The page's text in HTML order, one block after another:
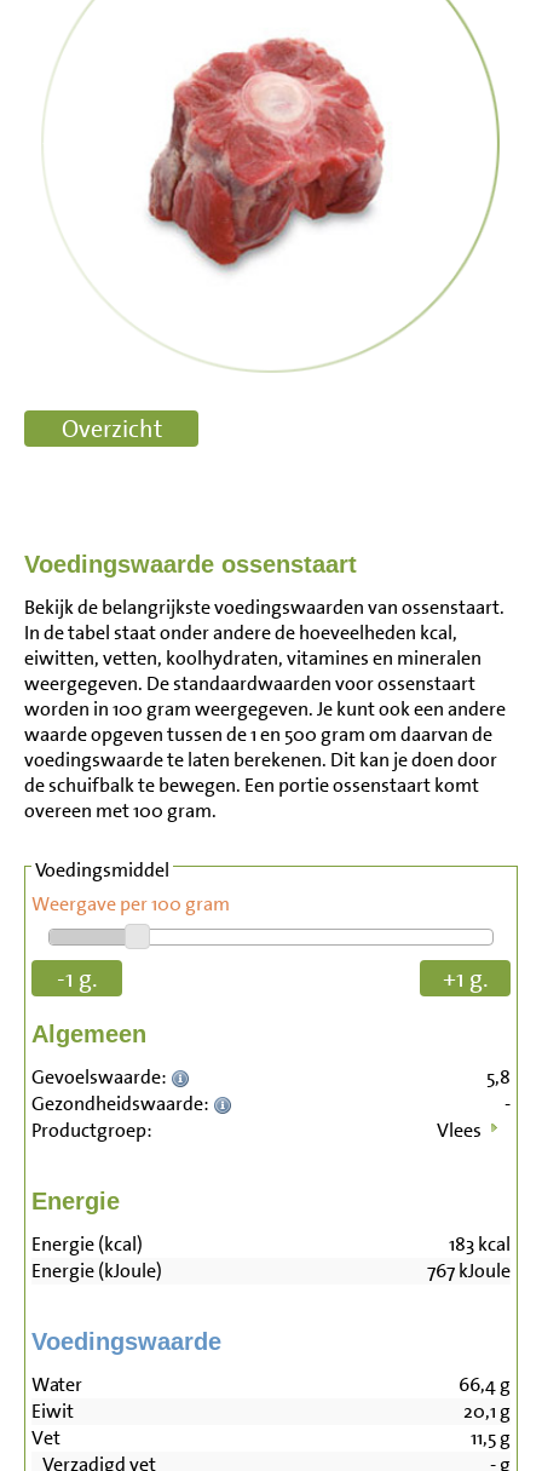
Voedingswaarde ossenstaart
Bekijk de belangrijkste voedingswaarden van ossenstaart.
In de tabel staat onder andere de hoeveelheden kcal,
eiwitten, vetten, koolhydraten, vitamines en mineralen
weergegeven. De standaardwaarden voor ossenstaart
worden in 100 gram weergegeven. Je kunt ook een andere
waarde opgeven tussen de 1 en 500 gram om daarvan de
voedingswaarde te laten berekenen. Dit kan je doen door
de schuifbalk te bewegen. Een portie ossenstaart komt
overeen met 100 gram.
Voedingsmiddel
Weergave per 100 gram
-1 g. +1 g.
Algemeen
Gevoelswaarde:
5,8
Gezondheidswaarde:
-
Productgroep:
Vlees
Energie
Energie (kcal) 183kcal
Energie (kJoule)
767kJoule
Voedingswaarde
Water 66,4g
Eiwit
20,1 g
Vet
11,5g
Verzadigd vet
-g